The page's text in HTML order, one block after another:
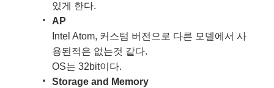
있게 한다.
AP
Intel Atom, 커스텀 버전으로 다른 모델에서 사
용된적은 없는것 같다.
OS는 32bit이다.
Storage and Memory